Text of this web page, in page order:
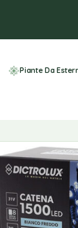
Piante Da